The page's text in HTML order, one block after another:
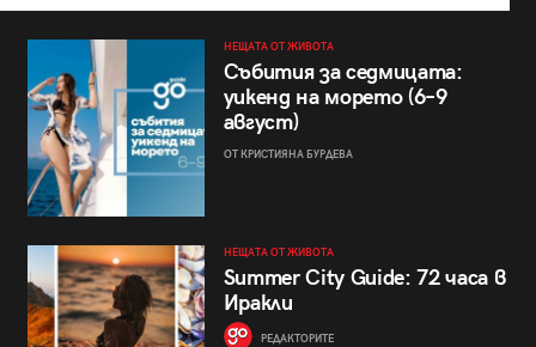
НЕЩАТА ОТ ЖИВОТА
Събития за седмицата:
уикенд на морето (6–9
август)
ОТ КРИСТИЯНА БУРДЕВА
НЕЩАТА ОТ ЖИВОТА
Summer City Guide: 72 часа в
Иракли
РЕДАКТОРИТЕ